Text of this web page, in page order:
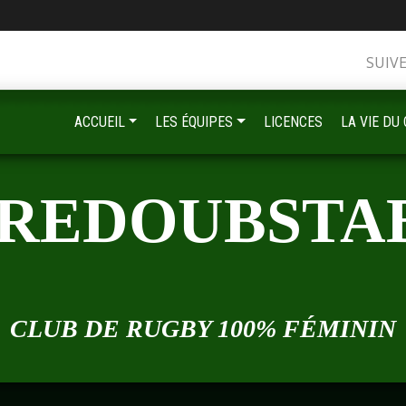
CLUB DE RUGBY 100% FÉMININ
ACCUEIL LES ÉQUIPES LICENCES LA VIE DU
•
•
•
•